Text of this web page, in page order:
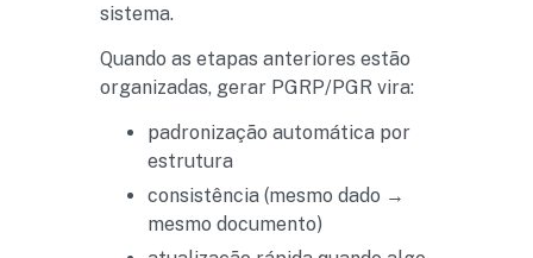
sistema.
Quando as etapas anteriores estão
organizadas, gerar PGRP/PGR vira:
padronização automática por
estrutura
consistência (mesmo dado →
mesmo documento)